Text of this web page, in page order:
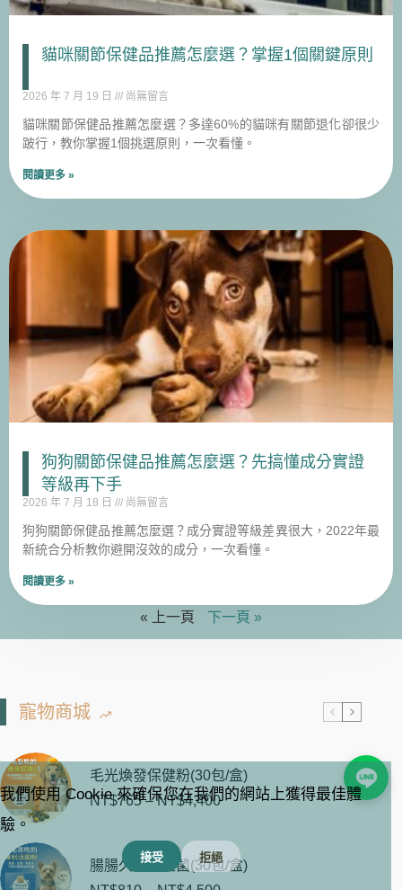
我們使用 Cookie 來確保您在我們的網站上獲得最佳體
驗。
接受 拒絕
貓咪關節保健品推薦怎麼選？掌握1個關鍵原則
2026 年 7 月 19 日 尚無留言
貓咪關節保健品推薦怎麼選？多達60%的貓咪有關節退化卻很少
跛行，教你掌握1個挑選原則，一次看懂。
閱讀更多 »
狗狗關節保健品推薦怎麼選？先搞懂成分實證
等級再下手
2026 年 7 月 18 日 尚無留言
狗狗關節保健品推薦怎麼選？成分實證等級差異很大，2022年最
新統合分析教你避開沒效的成分，一次看懂。
閱讀更多 »
« 上一頁 下一頁 »
寵物商城
毛光煥發保健粉(30包/盒)
NT$765 – NT$4,400
腸腸久久益生菌(30包/盒)